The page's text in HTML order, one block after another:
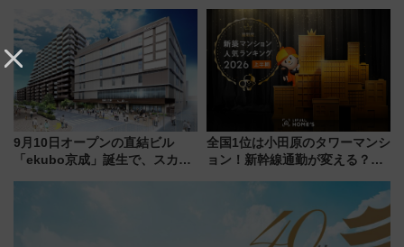
9月10日オープンの直結ビル
「ekubo京成」誕生で、スカイ
全国1位は小田原のタワーマンシ
ョン！新幹線通勤が変える？
【新築マンション人気ランキン